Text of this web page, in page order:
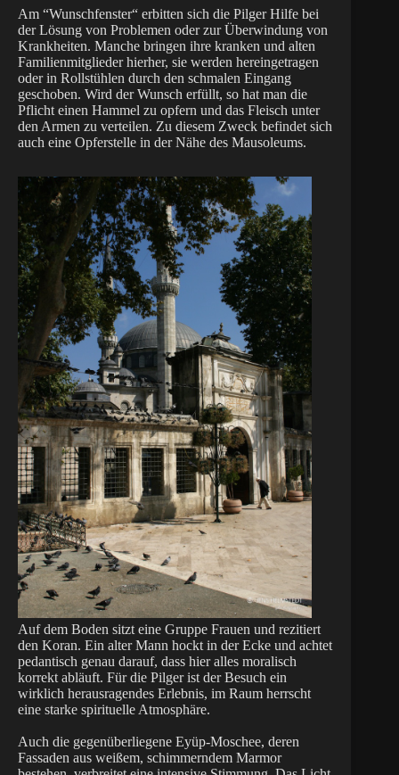
Am “Wunschfenster“ erbitten sich die Pilger Hilfe bei
der Lösung von Problemen oder zur Überwindung von
Krankheiten. Manche bringen ihre kranken und alten
Familienmitglieder hierher, sie werden hereingetragen
oder in Rollstühlen durch den schmalen Eingang
geschoben. Wird der Wunsch erfüllt, so hat man die
Pflicht einen Hammel zu opfern und das Fleisch unter
den Armen zu verteilen. Zu diesem Zweck befindet sich
auch eine Opferstelle in der Nähe des Mausoleums.
Auf dem Boden sitzt eine Gruppe Frauen und rezitiert
den Koran. Ein alter Mann hockt in der Ecke und achtet
pedantisch genau darauf, dass hier alles moralisch
korrekt abläuft. Für die Pilger ist der Besuch ein
wirklich herausragendes Erlebnis, im Raum herrscht
eine starke spirituelle Atmosphäre.
Auch die gegenüberliegene Eyüp-Moschee, deren
Fassaden aus weißem, schimmerndem Marmor